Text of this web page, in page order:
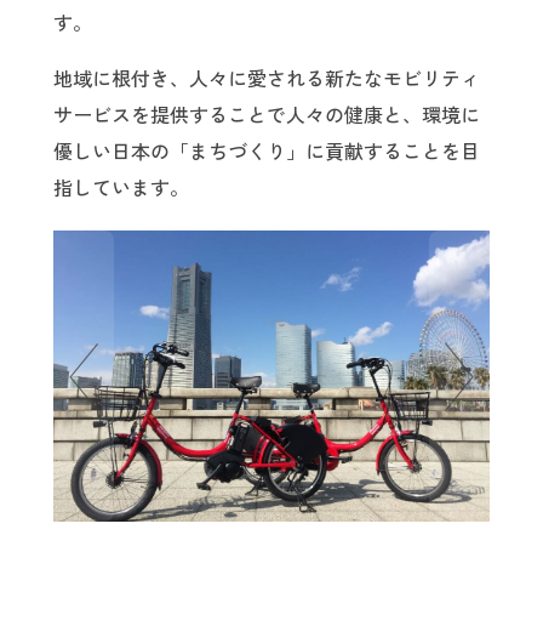
す。
地域に根付き、人々に愛される新たなモビリティ
サービスを提供することで人々の健康と、環境に
優しい日本の「まちづくり」に貢献することを目
指しています。